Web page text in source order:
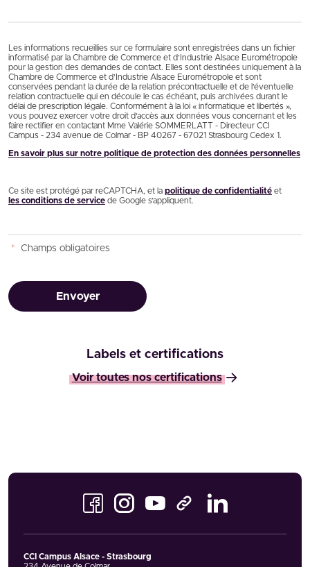
Les informations recueillies sur ce formulaire sont enregistrées dans un fichier
informatisé par la Chambre de Commerce et d’Industrie Alsace Eurométropole
pour la gestion des demandes de contact. Elles sont destinées uniquement à la
Chambre de Commerce et d’Industrie Alsace Eurométropole et sont
conservées pendant la durée de la relation précontractuelle et de l’éventuelle
relation contractuelle qui en découle le cas échéant, puis archivées durant le
délai de prescription légale. Conformément à la loi « informatique et libertés »,
vous pouvez exercer votre droit d'accès aux données vous concernant et les
faire rectifier en contactant Mme Valérie SOMMERLATT - Directeur CCI
Campus - 234 avenue de Colmar - BP 40267 - 67021 Strasbourg Cedex 1.
En savoir plus sur notre politique de protection des données personnelles
Ce site est protégé par reCAPTCHA, et la politique de confidentialité et
les conditions de service de Google s’appliquent.
* Champs obligatoires
Envoyer
Labels et certifications
Voir toutes nos certifications
FacebookInstagramYoutube TikTok
CCI Campus Alsace - Strasbourg